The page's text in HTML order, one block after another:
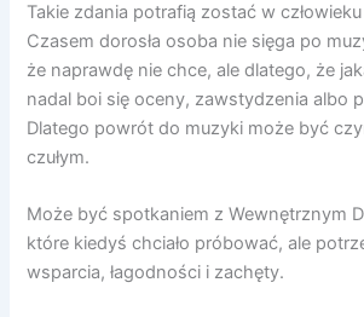
Takie zdania potrafią zostać w człowieku
Czasem dorosła osoba nie sięga po
że naprawdę nie chce, ale dlatego, że
nadal boi się oceny, zawstydzenia albo
Dlatego powrót do muzyki może być
czułym.
Może być spotkaniem z Wewnętrznym
które kiedyś chciało próbować, ale
wsparcia, łagodności i zachęty.